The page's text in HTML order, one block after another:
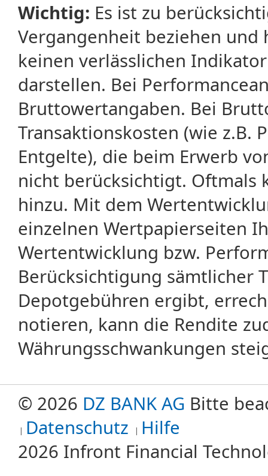
Aktienanalyse
Aktienanleihe
Aktienfonds
Aktiengesellschaft
Aktienindex
Aktienoptionsschein
Aktienstimmrecht
Aktionärsbrief
Aktiva
Aktueller Erstattungswert
All Time Low
All-or-None
All-time-High
Allzeithoch
Alte Aktie
Am Geld
American Depository Receipts
American option
American Stock Exchange
Amerikanische Digital-Optionsscheine
Amerikanische Option
Amerikanisches Optionssrecht
Amtlicher Handel
Amtlicher Makler
Analyst
Analytisches Approximationsmodell
Anfangskurs
Anlagegrenzen
Anlagekonto
Wichtig: Es ist zu
Vergangenheit beziehen
keinen verlässlichen
darstellen. Bei
Bruttowertangaben. Bei
Transaktionskosten (wie z.B.
Entgelte), die beim Erwerb
nicht berücksichtigt. Oftmals
hinzu. Mit dem
einzelnen Wertpapierseiten
Wertentwicklung bzw.
Berücksichtigung sämtlicher
Depotgebühren ergibt,
notieren, kann die Rendite
Währungsschwankungen
© 2026 DZ BANK AG Bitte
Datenschutz Hilfe
2026 Infront Financial